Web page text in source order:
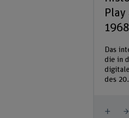
Play
Das
die in
des